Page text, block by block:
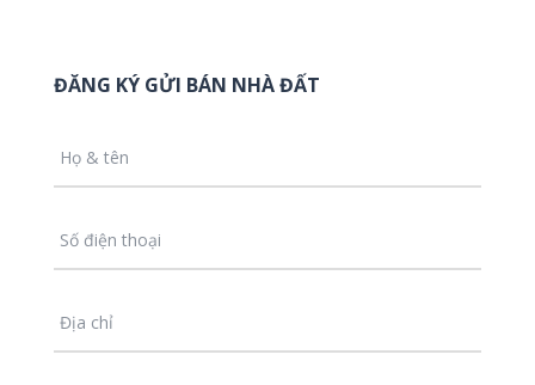
ĐĂNG KÝ GỬI BÁN NHÀ ĐẤT